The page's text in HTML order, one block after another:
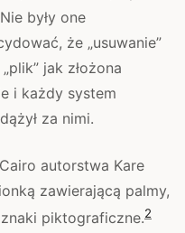
były one
że „usuwanie”
jak złożona
i każdy system
za nimi.
autorstwa Kare
zawierającą palmy,
piktograficzne.2